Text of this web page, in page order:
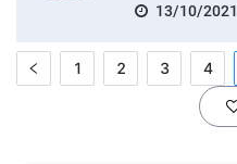
13/10/2021
1 2 3 4